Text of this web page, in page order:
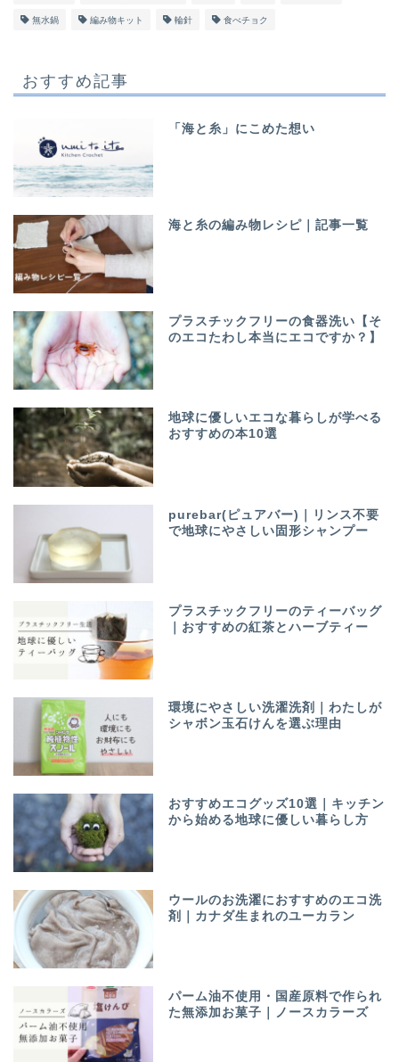
無水鍋 編み物キット 輪針 食べチョク
おすすめ記事
「海と糸」にこめた想い
海と糸の編み物レシピ｜記事一覧
プラスチックフリーの食器洗い【そ
のエコたわし本当にエコですか？】
地球に優しいエコな暮らしが学べる
おすすめの本10選
purebar(ピュアバー)｜リンス不要
で地球にやさしい固形シャンプー
プラスチックフリーのティーバッグ
｜おすすめの紅茶とハーブティー
環境にやさしい洗濯洗剤｜わたしが
シャボン玉石けんを選ぶ理由
おすすめエコグッズ10選｜キッチン
から始める地球に優しい暮らし方
ウールのお洗濯におすすめのエコ洗
剤｜カナダ生まれのユーカラン
パーム油不使用・国産原料で作られ
た無添加お菓子｜ノースカラーズ